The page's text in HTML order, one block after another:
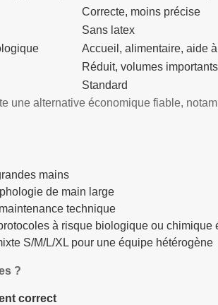
Correcte, moins précise
Sans latex
Accueil, alimentaire, aide
Réduit, volumes importants
Standard
une alternative économique fiable,
mains
de main large
technique
à risque biologique ou chimique
S/M/L/XL pour une équipe hétérogène
?
correct